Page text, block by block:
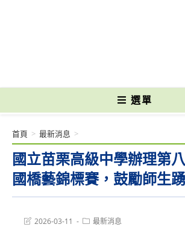
選單
國立苗栗高級中學辦理第
國橋藝錦標賽，鼓勵師生
首頁 > 最新消息 >
Post2026-03-11
Post最新消息